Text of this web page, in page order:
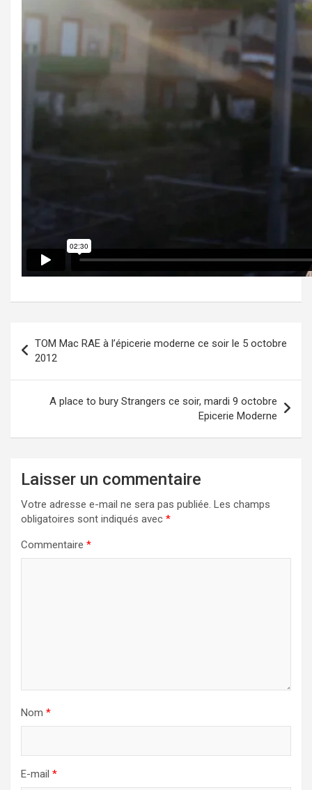
de
l’article
TOM Mac RAE à l’épicerie moderne ce soir le 5 octobre
2012
A place to bury Strangers ce soir, mardi 9 octobre
Epicerie Moderne
Laisser un commentaire
Votre adresse e-mail ne sera pas publiée. Les champs
obligatoires sont indiqués avec *
Commentaire *
Nom *
E-mail *